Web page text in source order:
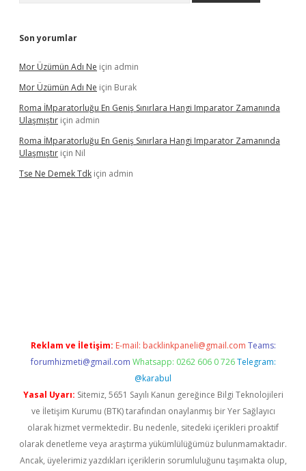
Son yorumlar
Mor Üzümün Adı Ne için admin
Mor Üzümün Adı Ne için Burak
Roma İMparatorluğu En Geniş Sınırlara Hangi Imparator Zamanında
Ulaşmıştır için admin
Roma İMparatorluğu En Geniş Sınırlara Hangi Imparator Zamanında
Ulaşmıştır için Nil
Tse Ne Demek Tdk için admin
Reklam ve İletişim: E-mail: backlinkpaneli@gmail.com Teams:
forumhizmeti@gmail.com Whatsapp: 0262 606 0 726 Telegram:
@karabul
Yasal Uyarı: Sitemiz, 5651 Sayılı Kanun gereğince Bilgi Teknolojileri
ve İletişim Kurumu (BTK) tarafından onaylanmış bir Yer Sağlayıcı
olarak hizmet vermektedir. Bu nedenle, sitedeki içerikleri proaktif
olarak denetleme veya araştırma yükümlülüğümüz bulunmamaktadır.
Ancak, üyelerimiz yazdıkları içeriklerin sorumluluğunu taşımakta olup,